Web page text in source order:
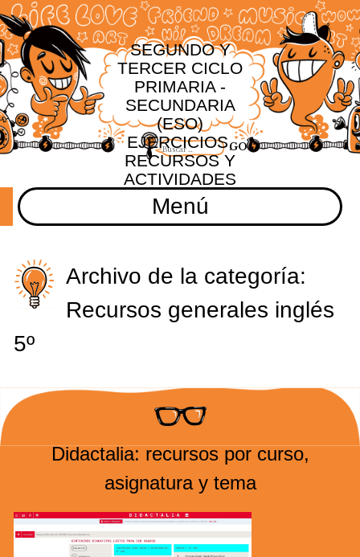
SEGUNDO Y
TERCER CICLO
PRIMARIA -
SECUNDARIA
(ESO)
EJERCICIOS,
RECURSOS Y
ACTIVIDADES
Menú
Archivo de la categoría:
Recursos generales inglés
5º
Didactalia: recursos por curso,
asignatura y tema